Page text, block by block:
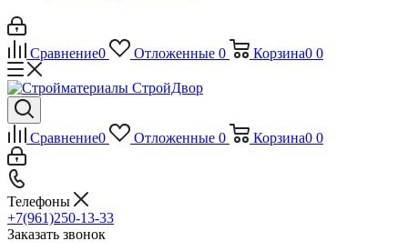
Сравнение0 Отложенные 0 Корзина0 0
Сравнение0 Отложенные 0 Корзина0 0
Телефоны
+7(961)250-13-33
Заказать звонок